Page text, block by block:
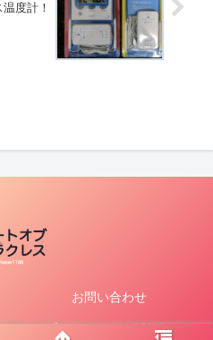
度計！
お問い合わせ
トオブヘラクレス All Rights